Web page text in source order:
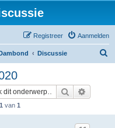
Aanmelden
Registreer
Discussie
Zoek
1 van 1